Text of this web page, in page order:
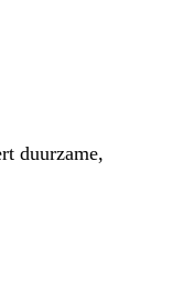
duurzame,